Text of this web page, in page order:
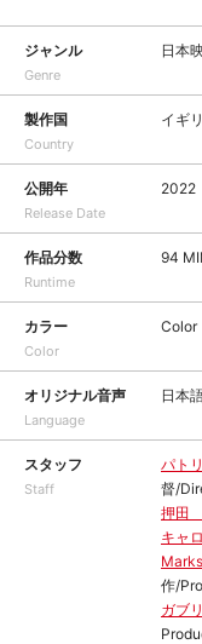
ジャンル
Genre
日本
製作国
Country
イギ
公開年
Release Date
2022
作品分数
Runtime
94
カラー
Color
Color
オリジナル音声
Language
日本
スタッフ
Staff
パト
督/
押田
キャ
作/
ガブ